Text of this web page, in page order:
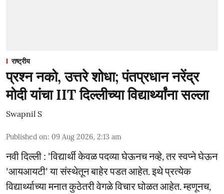
राष्ट्रीय
प्रश्न नको, उत्तरे शोधा; पंतप्रधान नरेंद्र
मोदी यांचा IIT दिल्लीच्या विद्यार्थ्यांना सल्ला
Swapnil S
Published on: 09 Aug 2026, 2:13 am
नवी दिल्ली : 'विद्यार्थी केवळ पदव्या घेऊनच नव्हे, तर स्वप्ने घेऊन
'आयआयटी' या संस्थेतून बाहेर पडत आहेत. इथे प्रत्येक
विद्यार्थ्याच्या मनात कुठेतरी वेगळे विचार घोळत आहेत. म्हणूनच,